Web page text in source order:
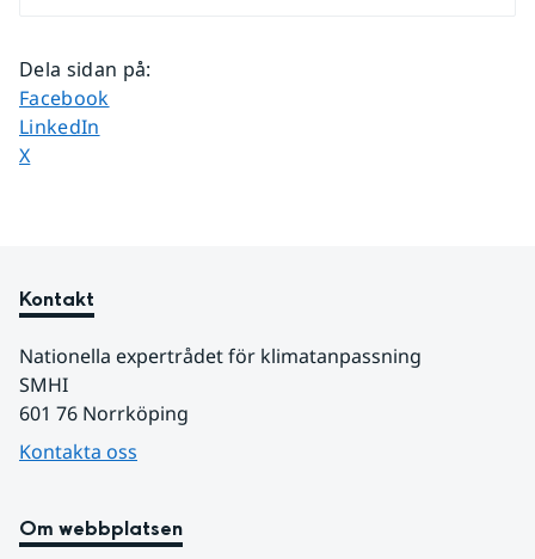
Dela sidan på:
Dela sidan på
Facebook
Dela sidan på
LinkedIn
Dela sidan på
X
Kontakt
Nationella expertrådet för klimatanpassning
SMHI
601 76 Norrköping
Kontakta oss
Om webbplatsen